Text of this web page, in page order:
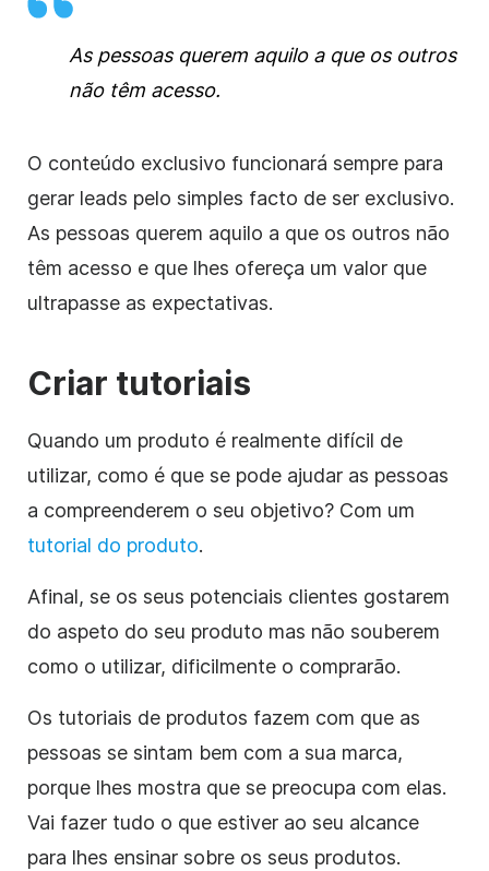
As pessoas querem aquilo a que os outros
não têm acesso.
O conteúdo exclusivo funcionará sempre para
gerar leads pelo simples facto de ser exclusivo.
As pessoas querem aquilo a que os outros não
têm acesso e que lhes ofereça um valor que
ultrapasse as expectativas.
Criar tutoriais
Quando um produto é realmente difícil de
utilizar, como é que se pode ajudar as pessoas
a compreenderem o seu objetivo? Com um
tutorial do produto.
Afinal, se os seus potenciais clientes gostarem
do aspeto do seu produto mas não souberem
como o utilizar, dificilmente o comprarão.
Os tutoriais de produtos fazem com que as
pessoas se sintam bem com a sua marca,
porque lhes mostra que se preocupa com elas.
Vai fazer tudo o que estiver ao seu alcance
para lhes ensinar sobre os seus produtos.